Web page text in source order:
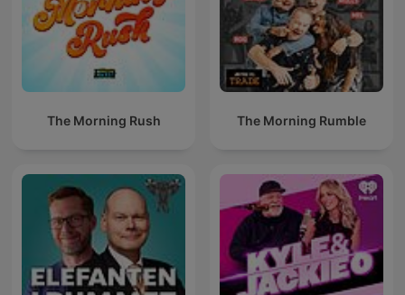
The Morning Rush The Morning Rumble